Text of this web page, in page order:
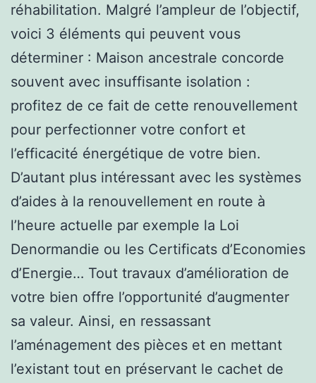
réhabilitation. Malgré l’ampleur de l’objectif,
voici 3 éléments qui peuvent vous
déterminer : Maison ancestrale concorde
souvent avec insuffisante isolation :
profitez de ce fait de cette renouvellement
pour perfectionner votre confort et
l’efficacité énergétique de votre bien.
D’autant plus intéressant avec les systèmes
d’aides à la renouvellement en route à
l’heure actuelle par exemple la Loi
Denormandie ou les Certificats d’Economies
d’Energie… Tout travaux d’amélioration de
votre bien offre l’opportunité d’augmenter
sa valeur. Ainsi, en ressassant
l’aménagement des pièces et en mettant
l’existant tout en préservant le cachet de